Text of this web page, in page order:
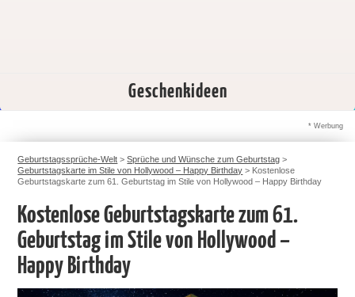
Geschenkideen
* Werbung
Geburtstagssprüche-Welt >Sprüche und Wünsche zum Geburtstag >
Geburtstagskarte im Stile von Hollywood – Happy Birthday > Kostenlose
Geburtstagskarte zum 61. Geburtstag im Stile von Hollywood – Happy Birthday
Kostenlose Geburtstagskarte zum 61.
Geburtstag im Stile von Hollywood –
Happy Birthday